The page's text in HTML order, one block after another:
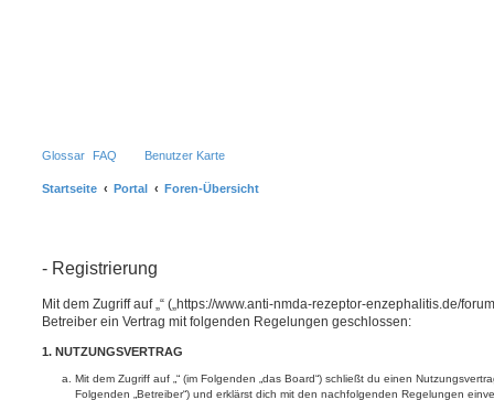
Glossar FAQ Benutzer Karte
Startseite Portal Foren-Übersicht
- Registrierung
Mit dem Zugriff auf „“ („https://www.anti-nmda-rezeptor-enzephalitis.de/
Betreiber ein Vertrag mit folgenden Regelungen geschlossen:
1. NUTZUNGSVERTRAG
Mit dem Zugriff auf „“ (im Folgenden „das Board“) schließt du einen
Folgenden „Betreiber“) und erklärst dich mit den nachfolgenden Regelungen